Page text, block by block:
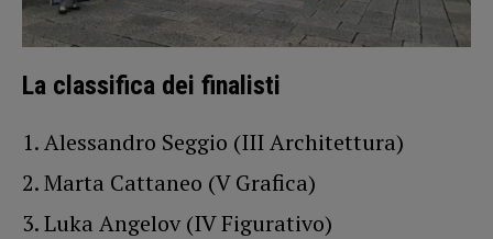
La classifica dei finalisti
Alessandro Seggio (III Architettura)
Marta Cattaneo (V Grafica)
Luka Angelov (IV Figurativo)